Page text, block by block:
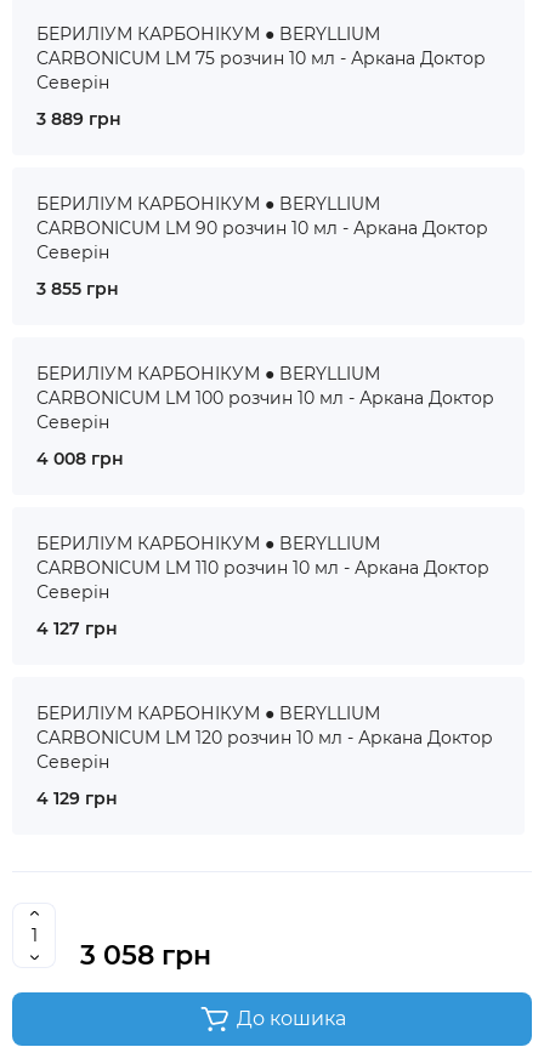
БЕРИЛІУМ КАРБОНІКУМ ● BERYLLIUM
CARBONICUM LM 75 розчин 10 мл - Аркана Доктор
Северін
3 889 грн
БЕРИЛІУМ КАРБОНІКУМ ● BERYLLIUM
CARBONICUM LM 90 розчин 10 мл - Аркана Доктор
Северін
3 855 грн
БЕРИЛІУМ КАРБОНІКУМ ● BERYLLIUM
CARBONICUM LM 100 розчин 10 мл - Аркана Доктор
Северін
4 008 грн
БЕРИЛІУМ КАРБОНІКУМ ● BERYLLIUM
CARBONICUM LM 110 розчин 10 мл - Аркана Доктор
Северін
4 127 грн
БЕРИЛІУМ КАРБОНІКУМ ● BERYLLIUM
CARBONICUM LM 120 розчин 10 мл - Аркана Доктор
Северін
4 129 грн
3 058 грн
До кошика